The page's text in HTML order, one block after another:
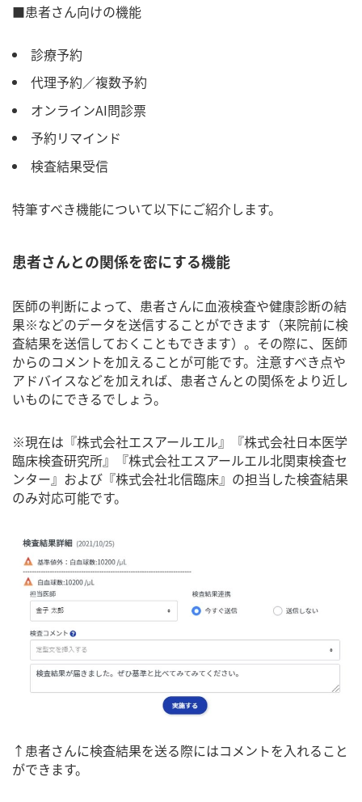
■患者さん向けの機能
診療予約
代理予約／複数予約
オンラインAI問診票
予約リマインド
検査結果受信
特筆すべき機能について以下にご紹介します。
患者さんとの関係を密にする機能
医師の判断によって、患者さんに血液検査や健康診断の結
果※などのデータを送信することができます（来院前に検
査結果を送信しておくこともできます）。その際に、医師
からのコメントを加えることが可能です。注意すべき点や
アドバイスなどを加えれば、患者さんとの関係をより近し
いものにできるでしょう。
※現在は『株式会社エスアールエル』『株式会社日本医学
臨床検査研究所』『株式会社エスアールエル北関東検査セ
ンター』および『株式会社北信臨床』の担当した検査結果
のみ対応可能です。
↑患者さんに検査結果を送る際にはコメントを入れること
ができます。